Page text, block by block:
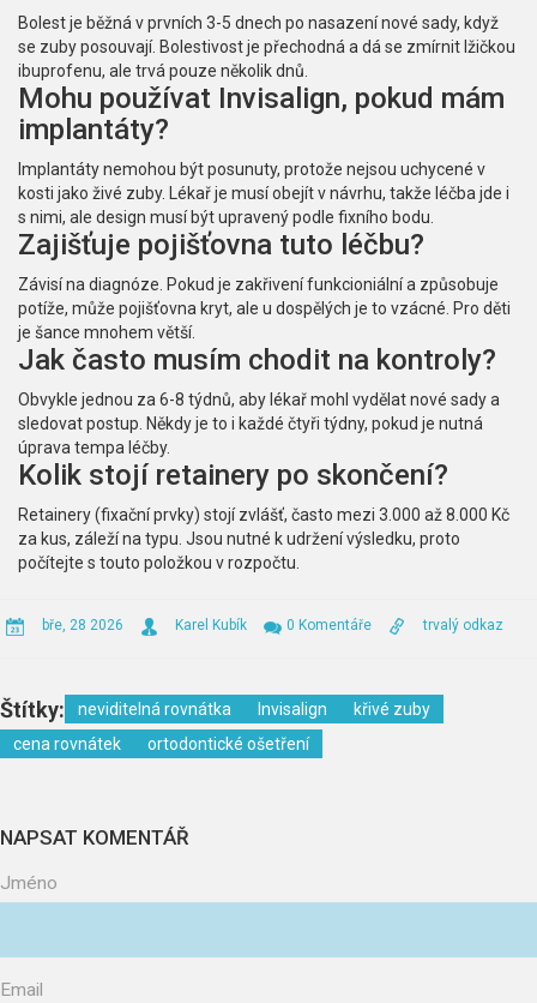
Bolest je běžná v prvních 3-5 dnech po nasazení nové sady, když
se zuby posouvají. Bolestivost je přechodná a dá se zmírnit lžičkou
ibuprofenu, ale trvá pouze několik dnů.
Mohu používat Invisalign, pokud mám
implantáty?
Implantáty nemohou být posunuty, protože nejsou uchycené v
kosti jako živé zuby. Lékař je musí obejít v návrhu, takže léčba jde i
s nimi, ale design musí být upravený podle fixního bodu.
Zajišťuje pojišťovna tuto léčbu?
Závisí na diagnóze. Pokud je zakřivení funkcioniální a způsobuje
potíže, může pojišťovna kryt, ale u dospělých je to vzácné. Pro děti
je šance mnohem větší.
Jak často musím chodit na kontroly?
Obvykle jednou za 6-8 týdnů, aby lékař mohl vydělat nové sady a
sledovat postup. Někdy je to i každé čtyři týdny, pokud je nutná
úprava tempa léčby.
Kolik stojí retainery po skončení?
Retainery (fixační prvky) stojí zvlášť, často mezi 3.000 až 8.000 Kč
za kus, záleží na typu. Jsou nutné k udržení výsledku, proto
počítejte s touto položkou v rozpočtu.
bře, 28 2026 Karel Kubík 0 Komentáře trvalý odkaz
Štítky: neviditelná rovnátka Invisalign
křivé zuby
cena rovnátek
ortodontické ošetření
NAPSAT KOMENTÁŘ
Jméno
Email